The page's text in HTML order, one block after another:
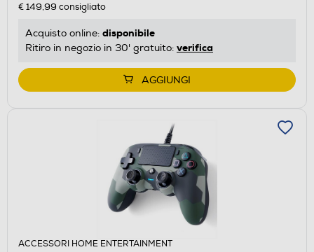
€ 149,99 consigliato
Acquisto online: disponibile
Ritiro in negozio in 30' gratuito: verifica
AGGIUNGI
ACCESSORI HOME ENTERTAINMENT